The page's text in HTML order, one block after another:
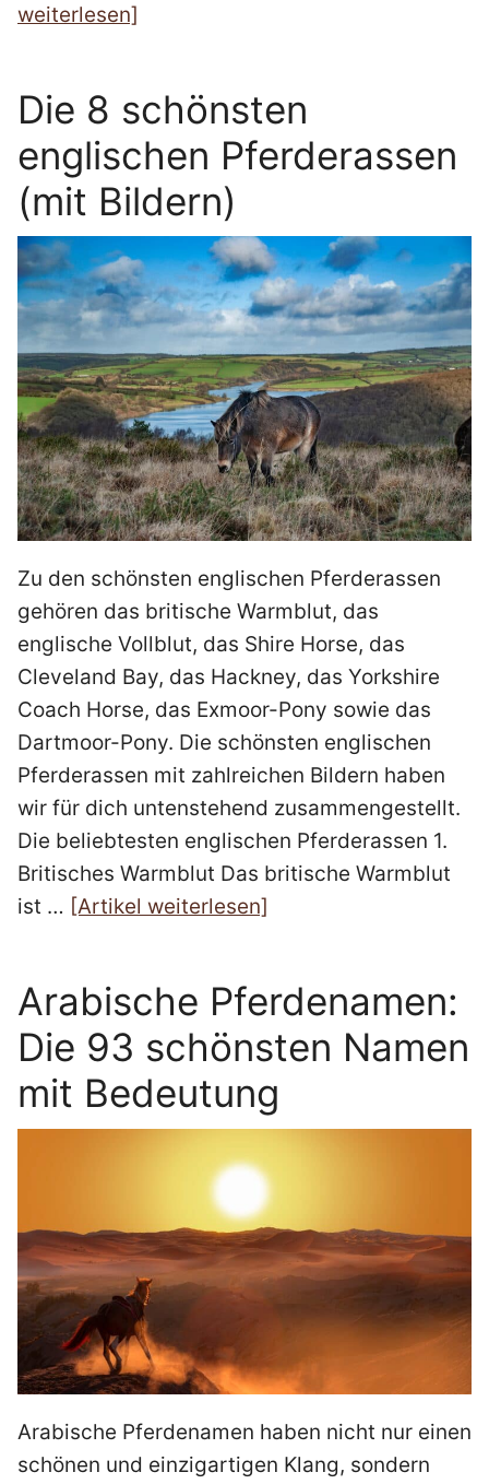
weiterlesen]
Die 8 schönsten
englischen Pferderassen
(mit Bildern)
Zu den schönsten englischen Pferderassen
gehören das britische Warmblut, das
englische Vollblut, das Shire Horse, das
Cleveland Bay, das Hackney, das Yorkshire
Coach Horse, das Exmoor-Pony sowie das
Dartmoor-Pony. Die schönsten englischen
Pferderassen mit zahlreichen Bildern haben
wir für dich untenstehend zusammengestellt.
Die beliebtesten englischen Pferderassen 1.
Britisches Warmblut Das britische Warmblut
ist … [Artikel weiterlesen]
Arabische Pferdenamen:
Die 93 schönsten Namen
mit Bedeutung
Arabische Pferdenamen haben nicht nur einen
schönen und einzigartigen Klang, sondern